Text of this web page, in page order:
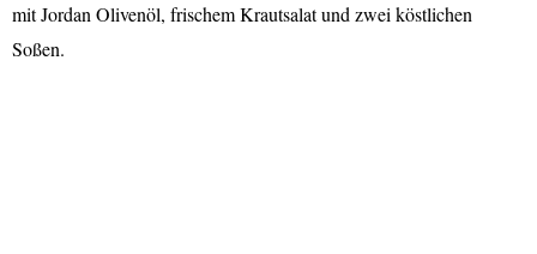
mit Jordan Olivenöl, frischem Krautsalat und zwei köstlichen
Soßen.